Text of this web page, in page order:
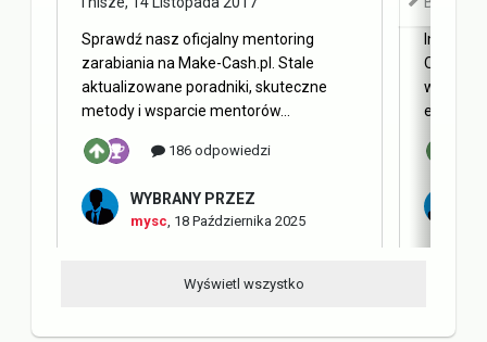
Sprawdź nasz oficjalny mentoring
zarabiania na Make-Cash.pl. Stale
aktualizowane poradniki, skuteczne
metody i wsparcie mentorów...
186 odpowiedzi
WYBRANY PRZEZ
mysc 18 Października 2025
Internet
Obecnie
w
Wyświetl wszystko